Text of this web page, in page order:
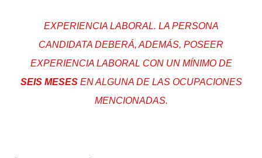
EXPERIENCIA LABORAL. LA PERSONA
CANDIDATA DEBERÁ, ADEMÁS, POSEER
EXPERIENCIA LABORAL CON UN MÍNIMO DE
SEIS MESESEN ALGUNA DE LAS OCUPACIONES
MENCIONADAS.